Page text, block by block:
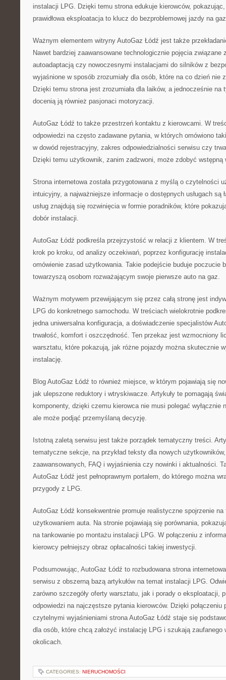
instalacji LPG. Dzięki temu strona edukuje kierowców,
prawidłowa eksploatacja to klucz do bezproblemowej jazdy na
Ważnym elementem witryny AutoGaz Łódź jest także
Nawet bardziej zaawansowane technologicznie pojęcia związane
autoadaptacją czy nowoczesnymi instalacjami do silników z
wyjaśnione w sposób zrozumiały dla osób, które na co dzień nie
Dzięki temu strona jest zrozumiała dla laików, a jednocześnie na
docenią ją również pasjonaci motoryzacji.
AutoGaz Łódź to także przestrzeń kontaktu z kierowcami. W
odpowiedzi na często zadawane pytania, w których omówiono
w dowód rejestracyjny, zakres odpowiedzialności serwisu czy
Dzięki temu użytkownik, zanim zadzwoni, może zdobyć wstępną
Strona internetowa została przygotowana z myślą o czytelności
intuicyjny, a najważniejsze informacje o dostępnych usługach są
usług znajdują się rozwinięcia w formie poradników, które
dobór instalacji.
AutoGaz Łódź podkreśla przejrzystość w relacji z klientem. W
krok po kroku, od analizy oczekiwań, poprzez konfigurację
omówienie zasad użytkowania. Takie podejście buduje poczucie
towarzyszą osobom rozważającym swoje pierwsze auto na gaz.
Ważnym motywem przewijającym się przez całą stronę jest
LPG do konkretnego samochodu. W treściach wielokrotnie
jedna uniwersalna konfiguracja, a doświadczenie specjalistów
trwałość, komfort i oszczędność. Ten przekaz jest wzmocniony
warsztatu, które pokazują, jak różne pojazdy można skutecznie
instalację.
Blog AutoGaz Łódź to również miejsce, w którym pojawiają się
jak ulepszone reduktory i wtryskiwacze. Artykuły te pomagają
komponenty, dzięki czemu kierowca nie musi polegać wyłącznie
ale może podjąć przemyślaną decyzję.
Istotną zaletą serwisu jest także porządek tematyczny treści.
tematyczne sekcje, na przykład teksty dla nowych użytkowników,
zaawansowanych, FAQ i wyjaśnienia czy nowinki i aktualności.
AutoGaz Łódź jest pełnoprawnym portalem, do którego można
przygody z LPG.
AutoGaz Łódź konsekwentnie promuje realistyczne spojrzenie
użytkowaniem auta. Na stronie pojawiają się porównania,
na tankowanie po montażu instalacji LPG. W połączeniu z
kierowcy pełniejszy obraz opłacalności takiej inwestycji.
Podsumowując, AutoGaz Łódź to rozbudowana strona
serwisu z obszerną bazą artykułów na temat instalacji LPG.
zarówno szczegóły oferty warsztatu, jak i porady o eksploatacji,
odpowiedzi na najczęstsze pytania kierowców. Dzięki połączeniu
czytelnymi wyjaśnieniami strona AutoGaz Łódź staje się
dla osób, które chcą założyć instalację LPG i szukają zaufanego
okolicach.
CATEGORIES: NIERUCHOMOŚCI